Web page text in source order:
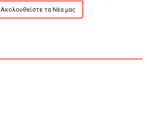
Ακολουθείστε τα Νέα μας